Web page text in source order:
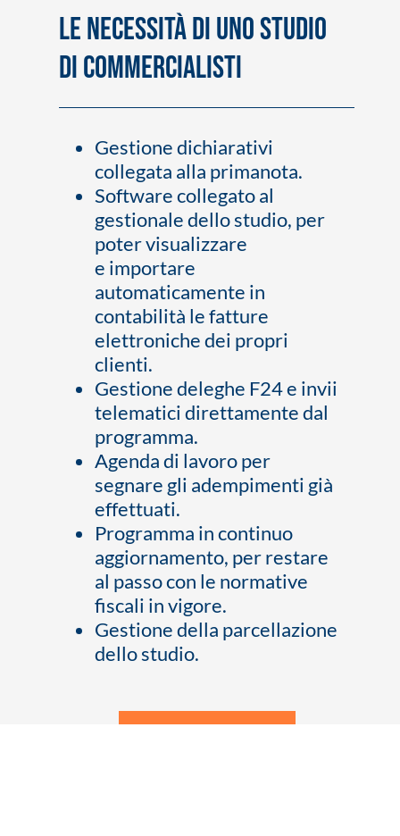
Le necessità di uno Studio
di Commercialisti
Gestione dichiarativi
collegata alla primanota.
Software collegato al
gestionale dello studio, per
poter visualizzare
e importare
automaticamente in
contabilità le fatture
elettroniche dei propri
clienti.
Gestione deleghe F24 e invii
telematici direttamente dal
programma.
Agenda di lavoro per
segnare gli adempimenti già
effettuati.
Programma in continuo
aggiornamento, per restare
al passo con le normative
fiscali in vigore.
Gestione della parcellazione
dello studio.